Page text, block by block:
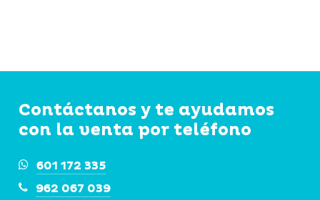
opciones
pueden
elegir
Contáctanos y te ayudamos
con la venta por teléfono
601 172 335
962 067 039